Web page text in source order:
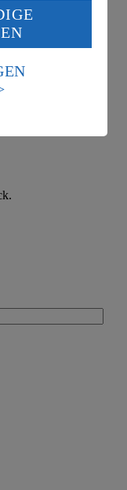
du im Sinne
ein, dass deine
Der EuGH sieht
an.
US-
findest du